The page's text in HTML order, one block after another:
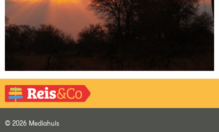
© 2026 Mediahuis